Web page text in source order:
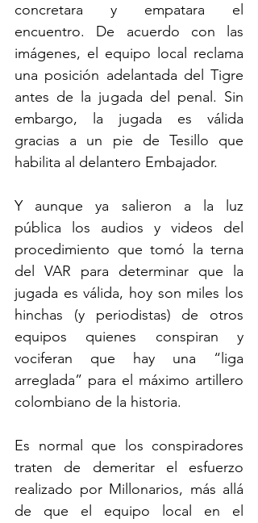
concretara y empatara el
encuentro. De acuerdo con las
imágenes, el equipo local reclama
una posición adelantada del Tigre
antes de la jugada del penal. Sin
embargo, la jugada es válida
gracias a un pie de Tesillo que
habilita al delantero Embajador.
Y aunque ya salieron a la luz
pública los audios y videos del
procedimiento que tomó la terna
del VAR para determinar que la
jugada es válida, hoy son miles los
hinchas (y periodistas) de otros
equipos quienes conspiran y
vociferan que hay una “liga
arreglada” para el máximo artillero
colombiano de la historia.
Es normal que los conspiradores
traten de demeritar el esfuerzo
realizado por Millonarios, más allá
de que el equipo local en el